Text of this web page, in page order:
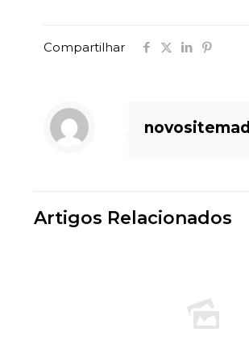
Compartilhar
Artigos Relacionados